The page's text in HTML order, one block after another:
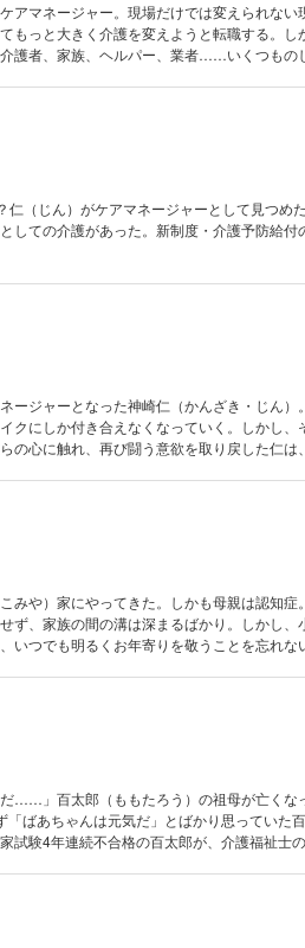
アマネージャー。現場だけでは変えられない
もっと大きく介護を変えようと転職する。し
護者、家族、ヘルパー、業者……いくつもの
仁（じん）がケアマネージャーとして見つめ
しての介護があった。新制度・介護予防給付
ージャーとなった神崎仁（かんざき・じん）
クにしか付き合えなくなっていく。しかし、
の心に触れ、再び闘う意欲を取り戻した仁は
みや）家にやってきた。しかも母親は認知症
ず、家族の間の溝は深まるばかり。しかし、
いつでも明るくお年寄りを敬うことを忘れな
……」百太郎（ももたろう）の祖母が亡くな
ばあちゃんは元気だ」とばかり思っていた
験4年連続不合格の百太郎が、介護福祉士